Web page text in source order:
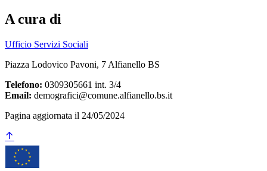
A cura di
Ufficio Servizi Sociali
Piazza Lodovico Pavoni, 7 Alfianello BS
Telefono: 0309305661 int. 3/4
Email: demografici@comune.alfianello.bs.it
Pagina aggiornata il 24/05/2024